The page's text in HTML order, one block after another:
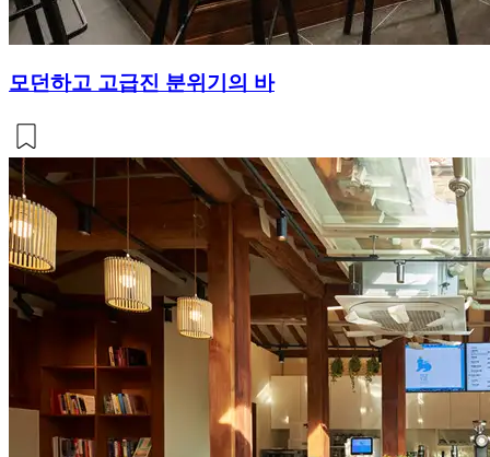
모던하고 고급진 분위기의 바